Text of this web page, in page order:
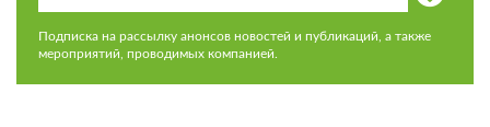
Подписка на рассылку анонсов новостей и публикаций, а также
мероприятий, проводимых компанией.